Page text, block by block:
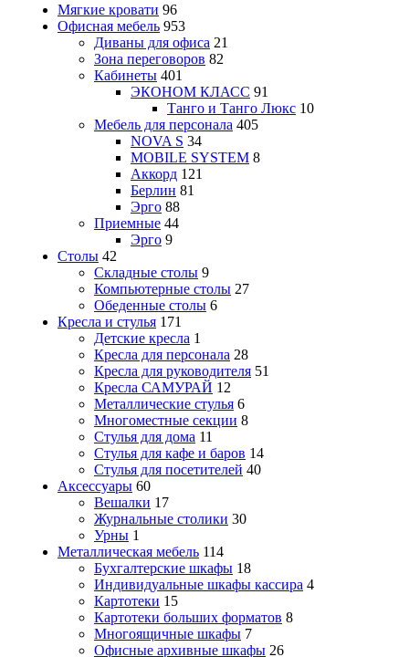
Мягкие кровати 96
Офисная мебель 953
Диваны для офиса 21
Зона переговоров 82
Кабинеты 401
ЭКОНОМ КЛАСС 91
Танго и Танго Люкс 10
Мебель для персонала 405
NOVA S 34
MOBILE SYSTEM 8
Аккорд 121
Берлин 81
Эрго 88
Приемные 44
Эрго 9
Столы 42
Складные столы 9
Компьютерные столы 27
Обеденные столы 6
Кресла и стулья 171
Детские кресла 1
Кресла для персонала 28
Кресла для руководителя 51
Кресла САМУРАЙ 12
Металлические стулья 6
Многоместные секции 8
Стулья для дома 11
Стулья для кафе и баров 14
Стулья для посетителей 40
Аксессуары 60
Вешалки 17
Журнальные столики 30
Урны 1
Металлическая мебель 114
Бухгалтерские шкафы 18
Индивидуальные шкафы кассира 4
Картотеки 15
Картотеки больших форматов 8
Многоящичные шкафы 7
Офисные архивные шкафы 26